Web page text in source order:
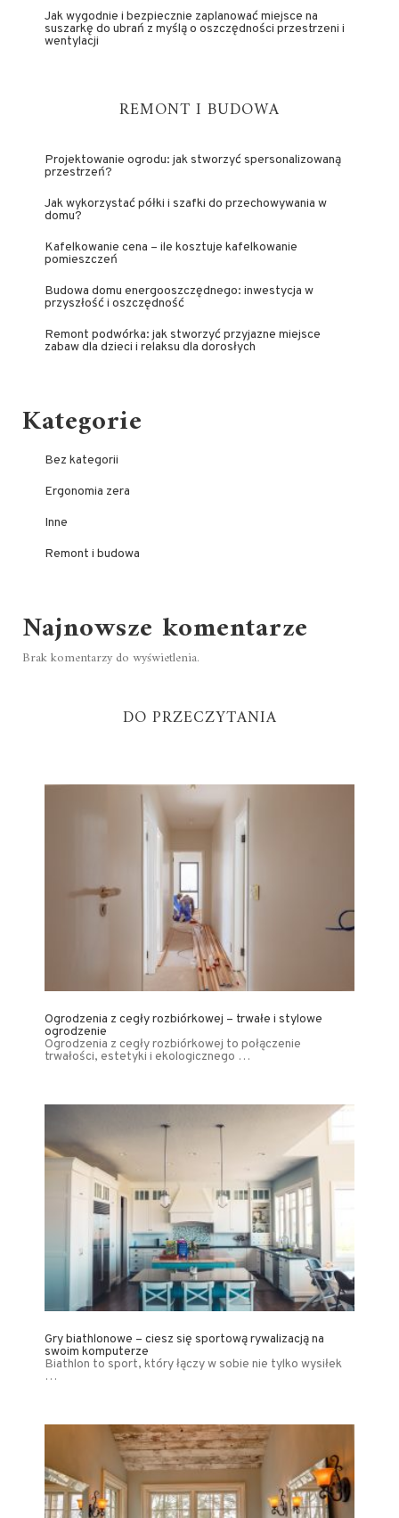
Jak wygodnie i bezpiecznie zaplanować miejsce na
suszarkę do ubrań z myślą o oszczędności przestrzeni i
wentylacji
REMONT I BUDOWA
Projektowanie ogrodu: jak stworzyć spersonalizowaną
przestrzeń?
Jak wykorzystać półki i szafki do przechowywania w
domu?
Kafelkowanie cena – ile kosztuje kafelkowanie
pomieszczeń
Budowa domu energooszczędnego: inwestycja w
przyszłość i oszczędność
Remont podwórka: jak stworzyć przyjazne miejsce
zabaw dla dzieci i relaksu dla dorosłych
Kategorie
Bez kategorii
Ergonomia zera
Inne
Remont i budowa
Najnowsze komentarze
Brak komentarzy do wyświetlenia.
DO PRZECZYTANIA
Ogrodzenia z cegły rozbiórkowej – trwałe i stylowe
ogrodzenie
Ogrodzenia z cegły rozbiórkowej to połączenie
trwałości, estetyki i ekologicznego …
Gry biathlonowe – ciesz się sportową rywalizacją na
swoim komputerze
Biathlon to sport, który łączy w sobie nie tylko wysiłek
…